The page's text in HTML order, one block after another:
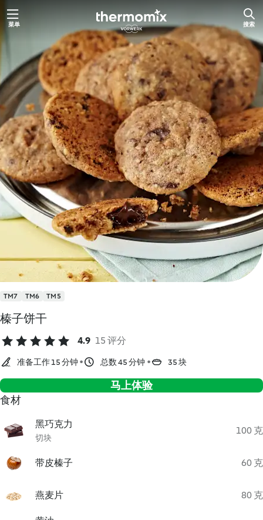
跳
至
内
菜单 搜索
TM7 TM6 TM5
榛子饼干
4.9 15 评分
准备工作 15 分钟 总数 45 分钟 35 块
马上体验
食材
黑巧克力
切块
100 克
带皮榛子 60 克
燕麦片 80 克